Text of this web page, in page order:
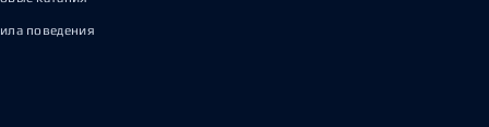
поведения